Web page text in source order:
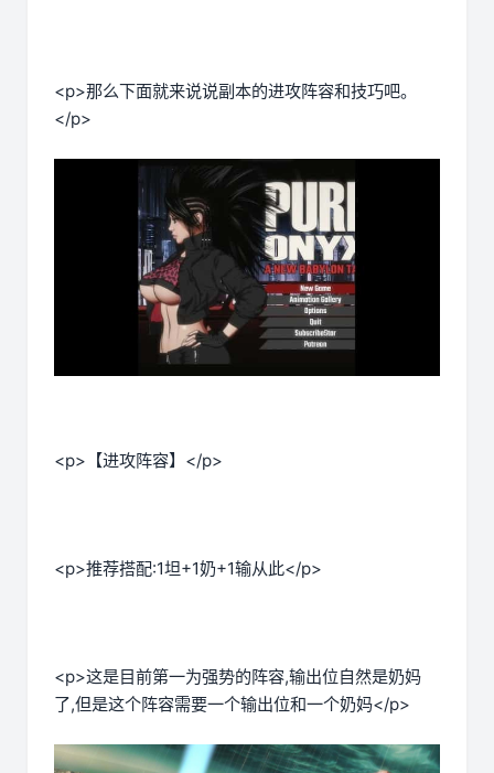
<p>那么下面就来说说副本的进攻阵容和技巧吧。
</p>
<p>【进攻阵容】</p>
<p>推荐搭配:1坦+1奶+1输从此</p>
<p>这是目前第一为强势的阵容,输出位自然是奶妈
了,但是这个阵容需要一个输出位和一个奶妈</p>